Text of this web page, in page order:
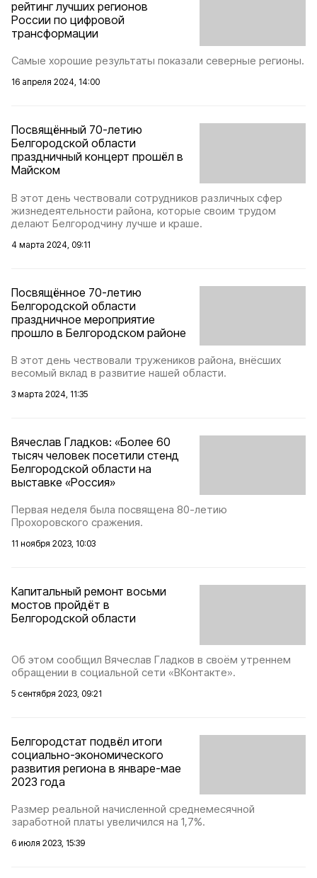
рейтинг лучших регионов
России по цифровой
трансформации
Самые хорошие результаты показали северные регионы.
16 апреля 2024, 14:00
Посвящённый 70-летию
Белгородской области
праздничный концерт прошёл в
Майском
В этот день чествовали сотрудников различных сфер
жизнедеятельности района, которые своим трудом
делают Белгородчину лучше и краше.
4 марта 2024, 09:11
Посвящённое 70-летию
Белгородской области
праздничное мероприятие
прошло в Белгородском районе
В этот день чествовали тружеников района, внёсших
весомый вклад в развитие нашей области.
3 марта 2024, 11:35
Вячеслав Гладков: «Более 60
тысяч человек посетили стенд
Белгородской области на
выставке «Россия»
Первая неделя была посвящена 80-летию
Прохоровского сражения.
11 ноября 2023, 10:03
Капитальный ремонт восьми
мостов пройдёт в
Белгородской области
Об этом сообщил Вячеслав Гладков в своём утреннем
обращении в социальной сети «ВКонтакте».
5 сентября 2023, 09:21
Белгородстат подвёл итоги
социально-экономического
развития региона в январе-мае
2023 года
Размер реальной начисленной среднемесячной
заработной платы увеличился на 1,7%.
6 июля 2023, 15:39